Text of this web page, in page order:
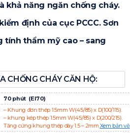
khả năng ngăn chống cháy.
định của cục PCCC. Sơn
tính thẩm mỹ cao – sang
CHỐNG CHÁY CĂN HỘ:
70 phút (EI70)
– Khung đơn thép 1.5mm W(45/85) x D(100/115).
– khung kép thép 1.5mm W(45/85) x D(200/215).
Tăng cứng khung thép dày 1.5 – 2mm.Xem bản vẽ